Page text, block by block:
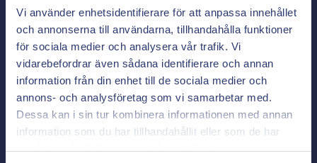
Vi använder enhetsidentifierare för att anpassa innehållet
och annonserna till användarna, tillhandahålla funktioner
för sociala medier och analysera vår trafik. Vi
vidarebefordrar även sådana identifierare och annan
information från din enhet till de sociala medier och
annons- och analysföretag som vi samarbetar med.
Dessa kan i sin tur kombinera informationen med annan
information som du har tillhandahållit eller som de har
samlat in när du har använt deras tjänster.
Kundcenter:0480-45 11 45
Växel: 0480-45 10 00
Teckna avtal
Postnummer Stäng
Appen ger dig